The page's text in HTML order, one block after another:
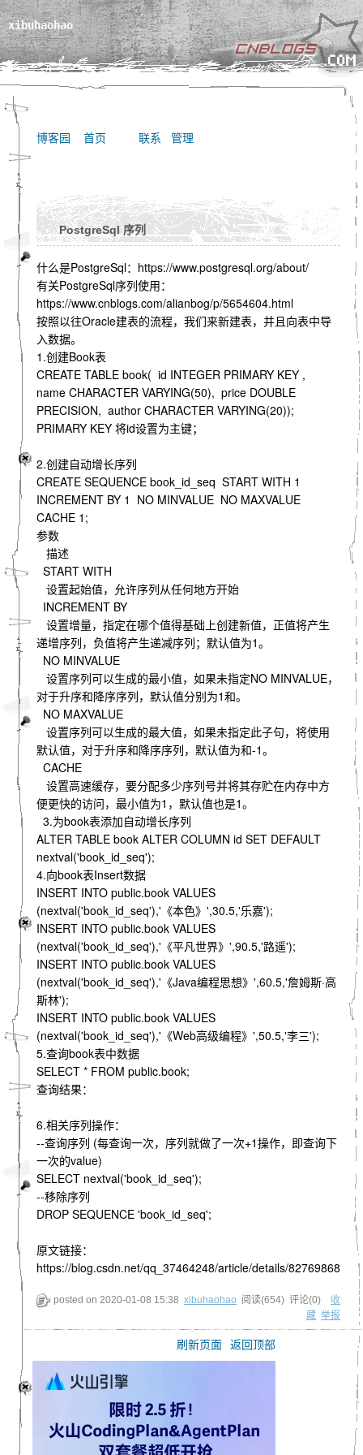
xibuhaohao
博客园 首页 联系 管理
PostgreSql 序列
什么是PostgreSql：https://www.postgresql.org/about/
有关PostgreSql序列使用：
https://www.cnblogs.com/alianbog/p/5654604.html
按照以往Oracle建表的流程，我们来新建表，并且向表中导
入数据。
1.创建Book表
CREATE TABLE book( id INTEGER PRIMARY KEY ,
name CHARACTER VARYING(50), price DOUBLE
PRECISION, author CHARACTER VARYING(20));
PRIMARY KEY 将id设置为主键；
2.创建自动增长序列
CREATE SEQUENCE book_id_seq START WITH 1
INCREMENT BY 1 NO MINVALUE NO MAXVALUE
CACHE 1;
参数
描述
START WITH
设置起始值，允许序列从任何地方开始
INCREMENT BY
设置增量，指定在哪个值得基础上创建新值，正值将产生
递增序列，负值将产生递减序列；默认值为1。
NO MINVALUE
设置序列可以生成的最小值，如果未指定NO MINVALUE，
对于升序和降序序列，默认值分别为1和。
NO MAXVALUE
设置序列可以生成的最大值，如果未指定此子句，将使用
默认值，对于升序和降序序列，默认值为和-1。
CACHE
设置高速缓存，要分配多少序列号并将其存贮在内存中方
便更快的访问，最小值为1，默认值也是1。
3.为book表添加自动增长序列
ALTER TABLE book ALTER COLUMN id SET DEFAULT
nextval('book_id_seq');
4.向book表Insert数据
INSERT INTO public.book VALUES
(nextval('book_id_seq'),'《本色》',30.5,'乐嘉');
INSERT INTO public.book VALUES
(nextval('book_id_seq'),'《平凡世界》',90.5,'路遥');
INSERT INTO public.book VALUES
(nextval('book_id_seq'),'《Java编程思想》',60.5,'詹姆斯·高
斯林');
INSERT INTO public.book VALUES
(nextval('book_id_seq'),'《Web高级编程》',50.5,'李三');
5.查询book表中数据
SELECT * FROM public.book;
查询结果：
6.相关序列操作：
--查询序列 (每查询一次，序列就做了一次+1操作，即查询下
一次的value)
SELECT nextval('book_id_seq');
--移除序列
DROP SEQUENCE 'book_id_seq';
原文链接：
https://blog.csdn.net/qq_37464248/article/details/82769868
posted on2020-01-08 15:38 xibuhaohao 阅读(654) 评论(0) 收
藏 举报
刷新页面 返回顶部